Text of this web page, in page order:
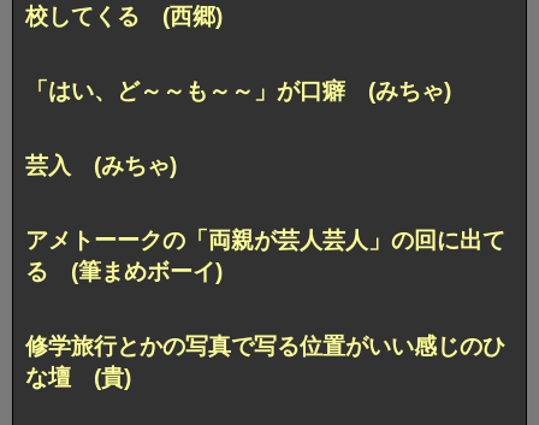
校してくる (西郷)
「はい、ど～～も～～」が口癖 (みちゃ)
芸入 (みちゃ)
アメトーークの「両親が芸人芸人」の回に出て
る (筆まめボーイ)
修学旅行とかの写真で写る位置がいい感じのひ
な壇 (貴)